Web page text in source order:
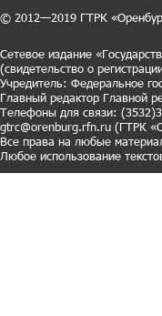
© 2012—2019 ГТРК
Сетевое издание
(свидетельство о
Учредитель: Федеральное
Главный редактор Главной
Телефоны для связи:
gtrc@orenburg.rfn.ru (ГТРК
Все права на любые
Любое использование